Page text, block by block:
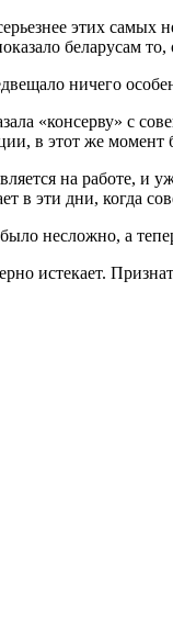
этих
беларусам
ничего
«консерву» с
в этот же
на работе, и
в эти дни, когда
несложно, а
истекает.